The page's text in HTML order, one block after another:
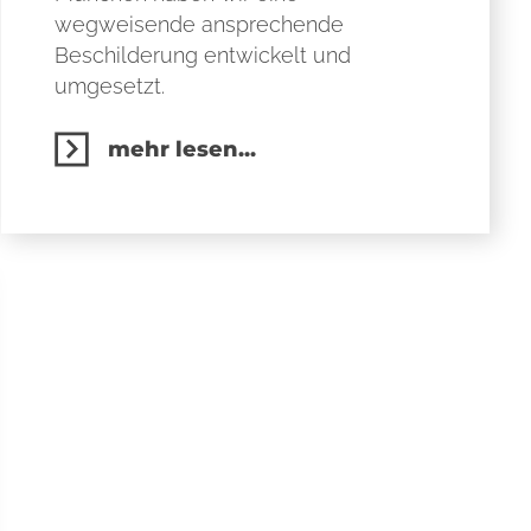
wegweisende ansprechende
Beschilderung entwickelt und
umgesetzt.
mehr lesen...